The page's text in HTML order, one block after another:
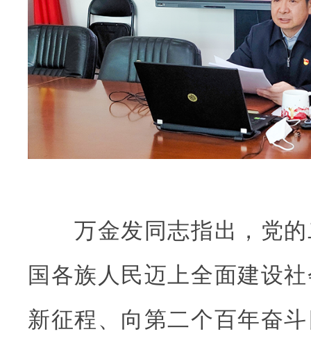
万金发同志指出，党的
国各族人民迈上全面建设
新征程、向第二个百年奋